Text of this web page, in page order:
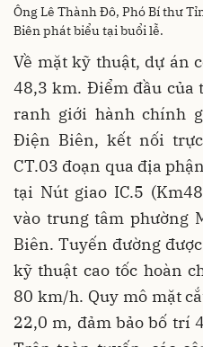
Ông Lê Thành Đô, Phó Bí thư
Biên phát biểu tại buổi lễ.
Về mặt kỹ thuật, dự án
48,3 km. Điểm đầu của
ranh giới hành chính
Điện Biên, kết nối
CT.03 đoạn qua địa
tại Nút giao IC.5
vào trung tâm phường
Biên. Tuyến đường
kỹ thuật cao tốc hoàn
80 km/h. Quy mô mặt
22,0 m, đảm bảo bố trí